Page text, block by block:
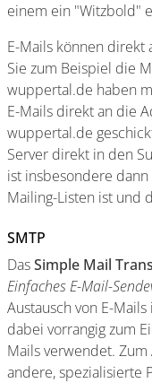
einem ein "Witzbold"
E-Mails können direkt
Sie zum Beispiel die
wuppertal.de haben
E-Mails direkt an die
wuppertal.de
Server direkt in den
ist insbesondere
Mailing-Listen ist und
SMTP
DasSimple Mail
Einfaches E-Mail-
Austausch von E-
dabei vorrangig zum
Mails verwendet.
andere, spezialisierte